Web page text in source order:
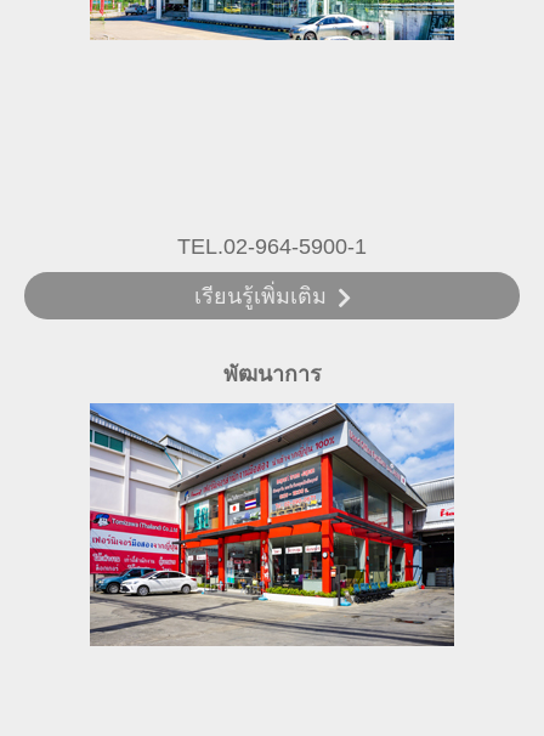
TEL.02-964-5900-1
เรียนรู้เพิ่มเติม
พัฒนาการ